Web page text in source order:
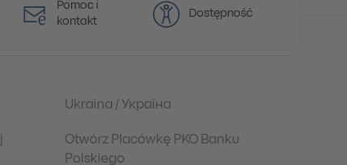
Pomoc i
kontakt
Dostępność
Ukraina / Україна
Otwórz Placówkę PKO Banku
Polskiego